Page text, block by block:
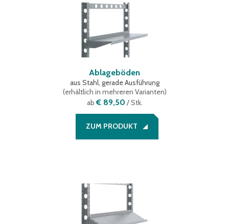
Ablageböden
aus Stahl, gerade Ausführung
(erhältlich in mehreren Varianten)
ab€ 89,50 / Stk.
ZUM PRODUKT